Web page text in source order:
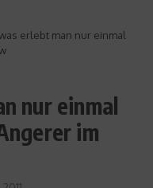
erlebt man nur einmal
nur einmal
im